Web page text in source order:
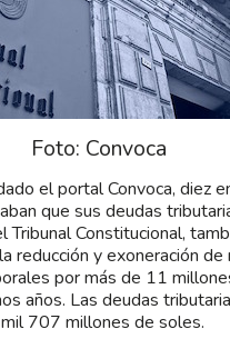
Foto: Convoca
el portal Convoca, diez
que sus deudas
Tribunal Constitucional,
reducción y exoneración de
por más de 11
años. Las deudas
707 millones de soles.